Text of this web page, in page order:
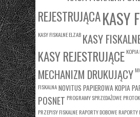
REJESTRUJĄCAKASY
KASY FISKALNE ELZAB KASY
KASY REJESTRUJĄCE
MECHANIZM DRUKUJĄCY
FISKALNANOVITUS PAPIEROWA KOPIA
POSNET PROGRAMY SPRZEDAŻOWE
PRZEPISY FISKALNE RAPORTY DOBOWE RAPORTY